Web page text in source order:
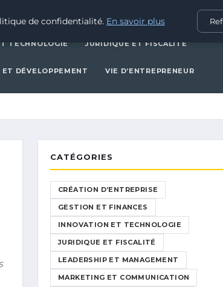
JURIDIQUE
TECHNOLOGIE JURIDIQUE ET FISCALITÉ
ET DÉVELOPPEMENT VIE D’ENTREPRENEUR
CATÉGORIES
CRÉATION D’ENTREPRISE
GESTION ET FINANCES
INNOVATION ET TECHNOLOGIE
JURIDIQUE ET FISCALITÉ
LEADERSHIP ET MANAGEMENT
MARKETING ET COMMUNICATION
de confidentialité. En savoir plus